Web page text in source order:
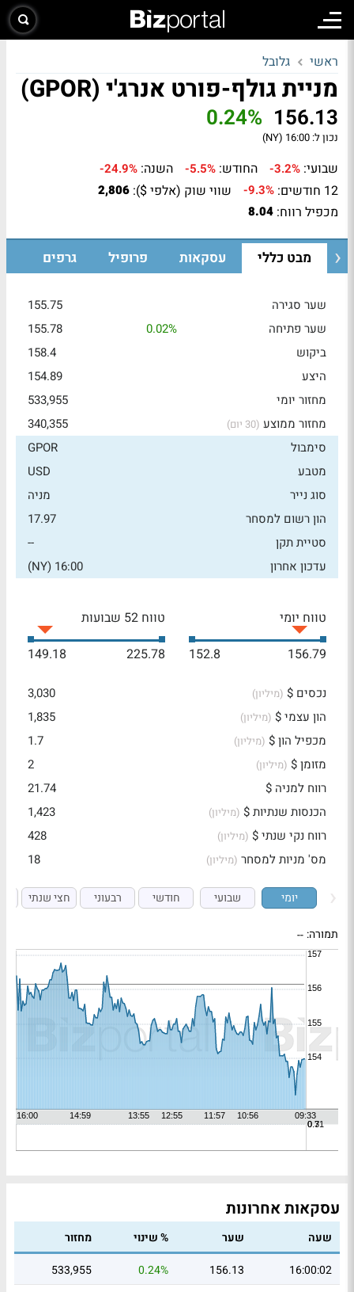
ראשי גלובל
מניית גולף-פורט אנרג'י (GPOR)
156.13
0.24%
נכון ל: 16:00 (NY)
שבועי: -3.2% החודש: -5.5% השנה: -24.9%
12 חודשים: -9.3% שווי שוק (אלפי $): 2,806
מכפיל רווח: 8.04
מבט כללי עסקאות פרופיל גרפים
שער סגירה
155.75
שער פתיחה
0.02%
155.78
ביקוש
158.4
היצע
154.89
מחזור יומי
533,955
מחזור ממוצע (30 יום)
340,355
סימבול
GPOR
מטבע
USD
סוג נייר
מניה
הון רשום למסחר
17.97
סטיית תקן
--
עדכון אחרון
16:00 (NY)
טווח יומי
156.79
152.8
טווח 52 שבועות
225.78
149.18
נכסים $ (מיליון)
3,030
הון עצמי $ (מיליון)
1,835
מכפיל הון $ (מיליון)
1.7
מזומן $ (מיליון)
2
רווח למניה $
21.74
הכנסות שנתיות $ (מיליון)
1,423
רווח נקי שנתי $ (מיליון)
428
מס' מניות למסחר (מיליון) 18
יומי שבועי חודשי רבעוני חצי שנתי
תמורה: --
עסקאות אחרונות
שעה שער % שינוי
מחזור
16:00:02
156.13
0.24%
533,955